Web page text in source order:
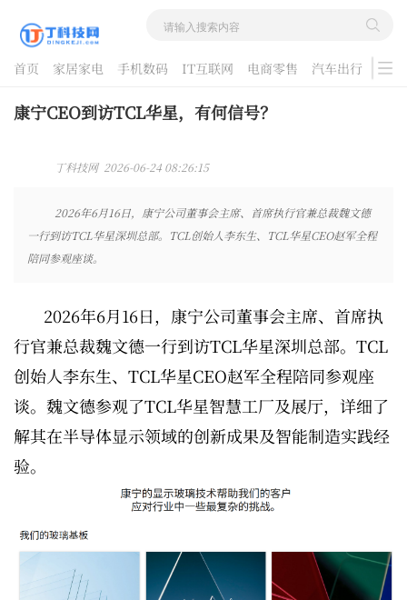
首页 家居家电 手机数码 IT互联网 电商零售 汽车出行
游戏
酷品评测
康宁CEO到访TCL华星，有何信号？
丁科技网 2026-06-24 08:26:15
2026年6月16日，康宁公司董事会主席、首席执行官兼总裁魏文德
一行到访TCL华星深圳总部。TCL创始人李东生、TCL华星CEO赵军全程
陪同参观座谈。
2026年6月16日，康宁公司董事会主席、首席执
行官兼总裁魏文德一行到访TCL华星深圳总部。TCL
创始人李东生、TCL华星CEO赵军全程陪同参观座
谈。魏文德参观了TCL华星智慧工厂及展厅，详细了
解其在半导体显示领域的创新成果及智能制造实践经
验。